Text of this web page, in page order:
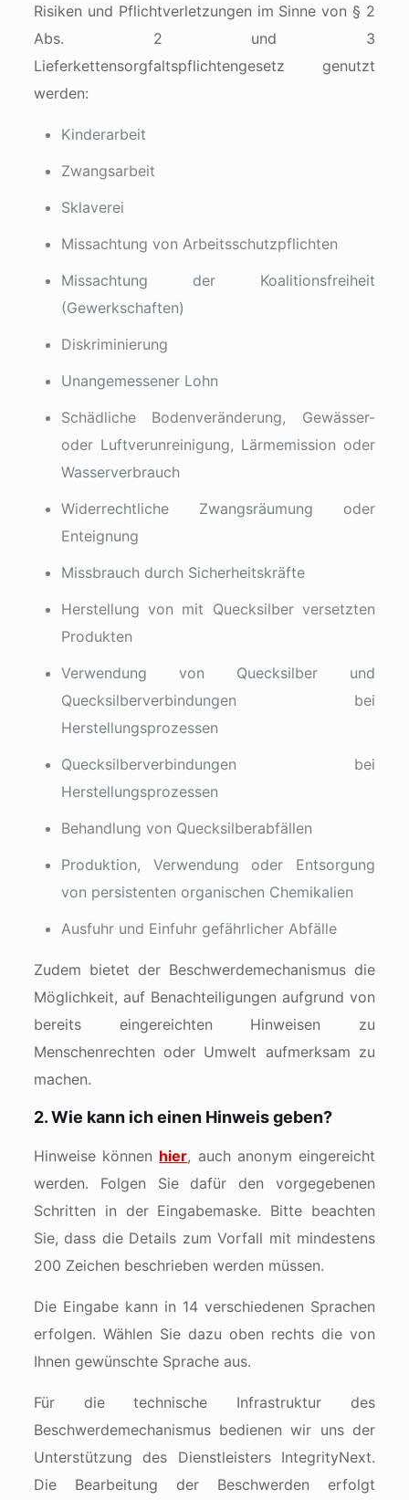
Risiken und Pflichtverletzungen im Sinne von § 2
Abs. 2 und 3
Lieferkettensorgfaltspflichtengesetz genutzt
werden:
Kinderarbeit
Zwangsarbeit
Sklaverei
Missachtung von Arbeitsschutzpflichten
Missachtung der Koalitionsfreiheit
(Gewerkschaften)
Diskriminierung
Unangemessener Lohn
Schädliche Bodenveränderung, Gewässer-
oder Luftverunreinigung, Lärmemission oder
Wasserverbrauch
Widerrechtliche Zwangsräumung oder
Enteignung
Missbrauch durch Sicherheitskräfte
Herstellung von mit Quecksilber versetzten
Produkten
Verwendung von Quecksilber und
Quecksilberverbindungen bei
Herstellungsprozessen
Quecksilberverbindungen bei
Herstellungsprozessen
Behandlung von Quecksilberabfällen
Produktion, Verwendung oder Entsorgung
von persistenten organischen Chemikalien
Ausfuhr und Einfuhr gefährlicher Abfälle
Zudem bietet der Beschwerdemechanismus die
Möglichkeit, auf Benachteiligungen aufgrund von
bereits eingereichten Hinweisen zu
Menschenrechten oder Umwelt aufmerksam zu
machen.
2. Wie kann ich einen Hinweis geben?
Hinweise können hier, auch anonym eingereicht
werden. Folgen Sie dafür den vorgegebenen
Schritten in der Eingabemaske. Bitte beachten
Sie, dass die Details zum Vorfall mit mindestens
200 Zeichen beschrieben werden müssen.
Die Eingabe kann in 14 verschiedenen Sprachen
erfolgen. Wählen Sie dazu oben rechts die von
Ihnen gewünschte Sprache aus.
Für die technische Infrastruktur des
Beschwerdemechanismus bedienen wir uns der
Unterstützung des Dienstleisters IntegrityNext.
Die Bearbeitung der Beschwerden erfolgt